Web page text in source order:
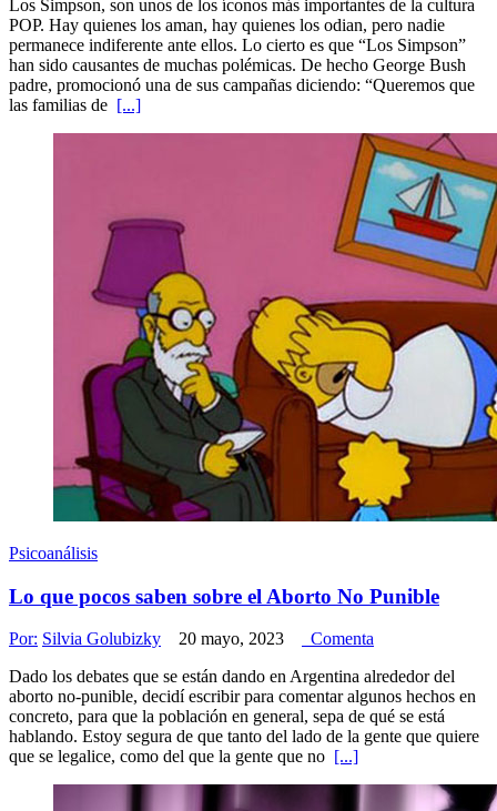
Los Simpson, son unos de los íconos más importantes de la cultura
POP. Hay quienes los aman, hay quienes los odian, pero nadie
permanece indiferente ante ellos. Lo cierto es que “Los Simpson”
han sido causantes de muchas polémicas. De hecho George Bush
padre, promocionó una de sus campañas diciendo: “Queremos que
las familias de [...]
Psicoanálisis
Lo que pocos saben sobre el Aborto No Punible
Por: Silvia Golubizky 20 mayo, 2023
Comenta
Dado los debates que se están dando en Argentina alrededor del
aborto no-punible, decidí escribir para comentar algunos hechos en
concreto, para que la población en general, sepa de qué se está
hablando. Estoy segura de que tanto del lado de la gente que quiere
que se legalice, como del que la gente que no [...]